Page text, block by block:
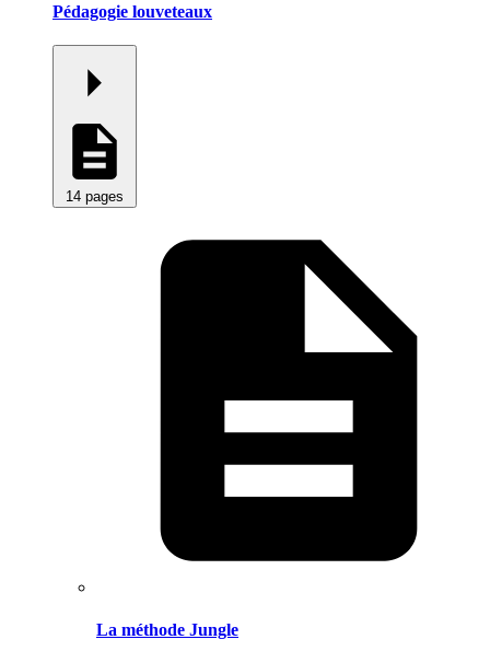
Pédagogie louveteaux
14 pages
La méthode Jungle